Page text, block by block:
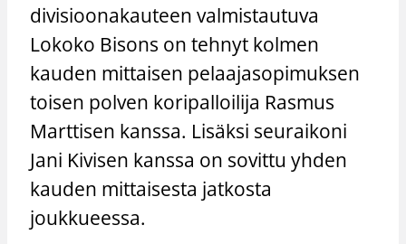
divisioonakauteen valmistautuva
Lokoko Bisons on tehnyt kolmen
kauden mittaisen pelaajasopimuksen
toisen polven koripalloilija Rasmus
Marttisen kanssa. Lisäksi seuraikoni
Jani Kivisen kanssa on sovittu yhden
kauden mittaisesta jatkosta
joukkueessa.